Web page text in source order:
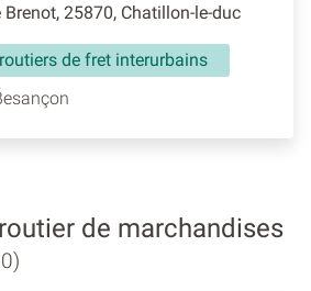
Brenot, 25870, Chatillon-le-duc
de fret interurbains
de marchandises